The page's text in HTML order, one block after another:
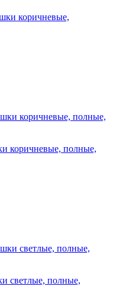
коричневые,
коричневые, полные,
светлые, полные,